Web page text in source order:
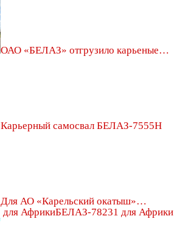
ОАО «БЕЛАЗ» отгрузило карьеные…
Карьерный самосвал БЕЛАЗ-7555H
Для АО «Карельский окатыш»…
БЕЛАЗ-78231 для Африки